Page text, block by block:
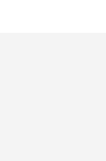
サインアップし
りください。